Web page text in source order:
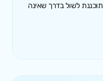
לשול בדרך שאינה